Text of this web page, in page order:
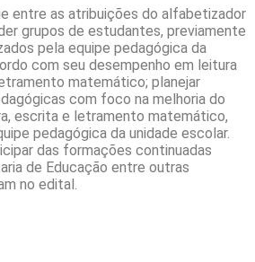
entre as atribuições do alfabetizador
grupos de estudantes, previamente
pela equipe pedagógica da
com seu desempenho em leitura
matemático; planejar
com foco na melhoria do
escrita e letramento matemático,
pedagógica da unidade escolar.
das formações continuadas
de Educação entre outras
no edital.